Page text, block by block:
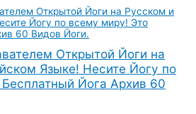
Открытой Йоги на
Языке! Несите Йогу по
Йога Архив 60